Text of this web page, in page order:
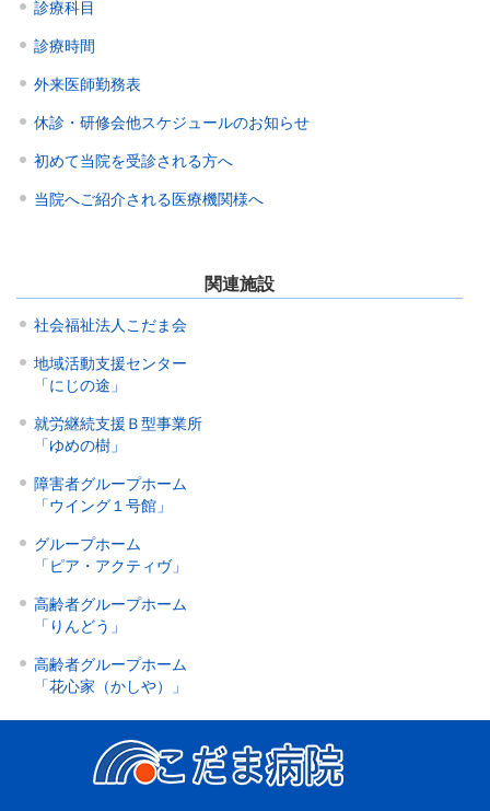
診療科目
診療時間
外来医師勤務表
休診・研修会他スケジュールのお知らせ
初めて当院を受診される方へ
当院へご紹介される医療機関様へ
関連施設
社会福祉法人こだま会
地域活動支援センター
「にじの途」
就労継続支援Ｂ型事業所
「ゆめの樹」
障害者グループホーム
「ウイング１号館」
グループホーム
「ピア・アクティヴ」
高齢者グループホーム
「りんどう」
高齢者グループホーム
「花心家（かしや）」